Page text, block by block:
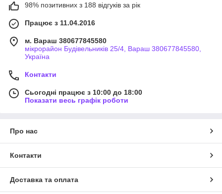
98% позитивних з 188 відгуків за рік
Працює з 11.04.2016
м. Вараш 380677845580
мікрорайон Будівельників 25/4, Вараш 380677845580,
Україна
Контакти
Сьогодні працює з 10:00 до 18:00
Показати весь графік роботи
Про нас
Контакти
Доставка та оплата